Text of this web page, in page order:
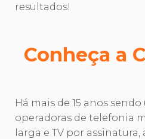
resultados!
Conheça a
Há mais de 15 anos
operadoras de telefonia
larga e TV por assinatura,